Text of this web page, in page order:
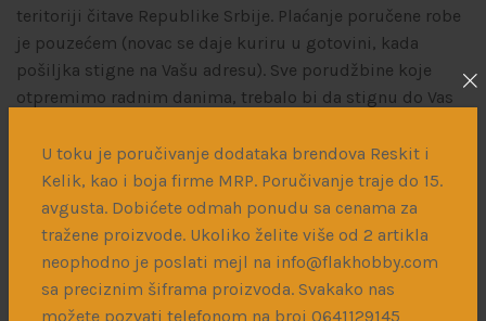
U toku je poručivanje dodataka brendova Reskit i
Kelik, kao i boja firme MRP. Poručivanje traje do 15.
avgusta. Dobićete odmah ponudu sa cenama za
tražene proizvode. Ukoliko želite više od 2 artikla
neophodno je poslati mejl na info@flakhobby.com
sa preciznim šiframa proizvoda. Svakako nas
možete pozvati telefonom na broj 0641129145
teritoriji čitave Republike Srbije. Plaćanje poručene robe
je pouzećem (novac se daje kuriru u gotovini, kada
pošiljka stigne na Vašu adresu). Sve porudžbine koje
otpremimo radnim danima, trebalo bi da stignu do Vas
cenu robe, već troškove dostave plaćate kuriru u gotovini
prilikom isporuke paketa.
Povezani proizvodi